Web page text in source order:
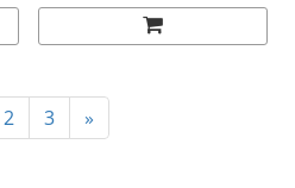
2 3 »